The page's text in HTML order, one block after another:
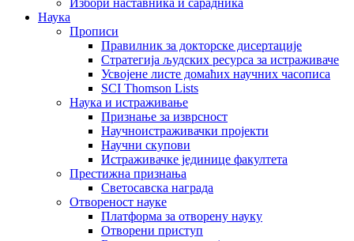
Избори наставника и сарадника
Наука
Прописи
Правилник за докторске дисертације
Стратегија људских ресурса за истраживаче
Усвојене листе домаћих научних часописа
SCI Thomson Lists
Наука и истраживање
Признање за изврсност
Научноистраживачки пројекти
Научни скупови
Истраживачке јединице факултета
Престижна признања
Светосавска награда
Отвореност науке
Платформа за отворену науку
Отворени приступ